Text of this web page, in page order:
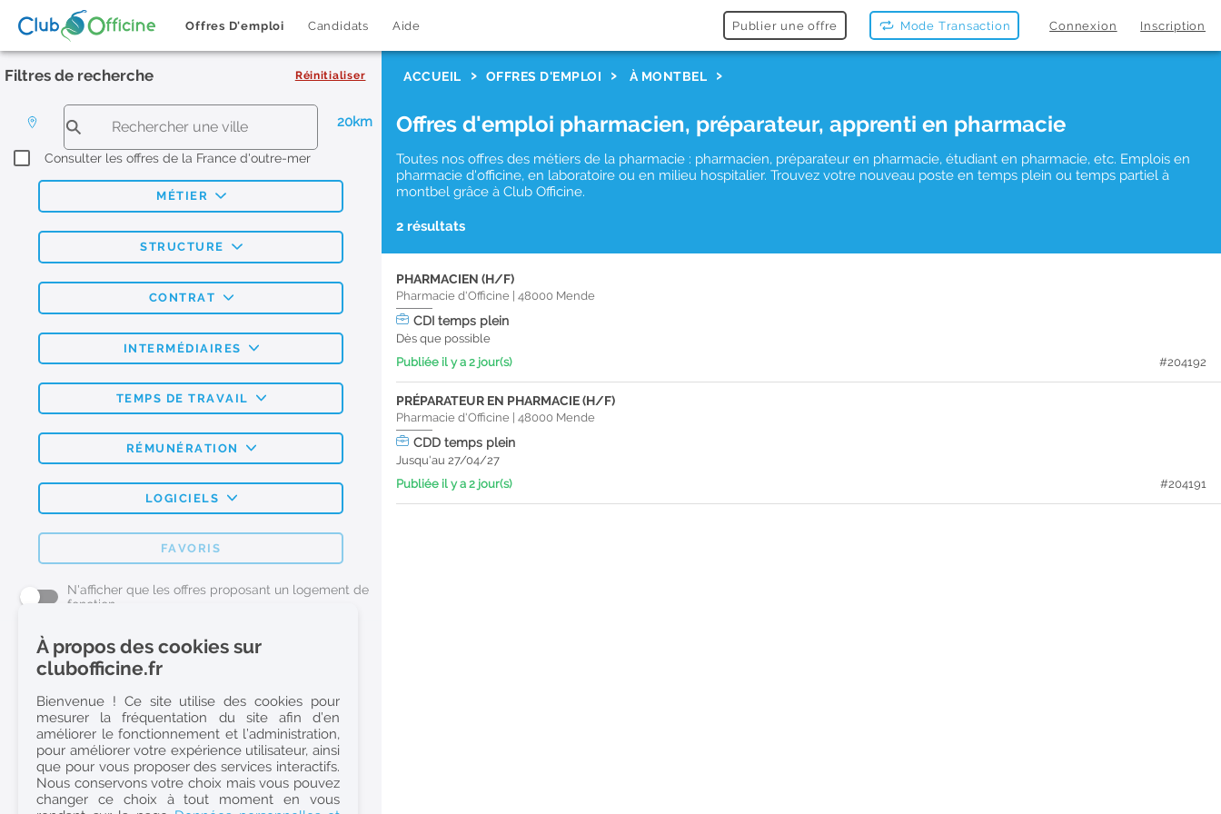
Offres D'emploi Candidats Aide Publier une offre Mode Transaction Connexion Inscription
Filtres de recherche Réinitialiser
20km
Consulter les offres de la France d'outre-mer
MÉTIER
STRUCTURE
CONTRAT
INTERMÉDIAIRES
TEMPS DE TRAVAIL
RÉMUNÉRATION
LOGICIELS
FAVORIS
N'afficher que les offres proposant un logement de
fonction
L'emploi Pharmacie par métier
Pharmacien (H/F)
Préparateur en Pharmacie (H/F)
Etudiant en Pharmacie (H/F)
Etudiant en Pharmacie 6e année validée (H/F)
Conseiller Dermo Cosmetique - Esthéticienne (H/F)
ACCUEIL OFFRES D'EMPLOI À MONTBEL
Offres d'emploi pharmacien, préparateur, apprenti en pharmacie
Toutes nos offres des métiers de la pharmacie : pharmacien, préparateur en pharmacie, étudiant en pharmacie, etc. Emplois en
pharmacie d'officine, en laboratoire ou en milieu hospitalier. Trouvez votre nouveau poste en temps plein ou temps partiel à
montbel grâce à Club Officine.
2 résultats
PHARMACIEN (H/F)
Pharmacie d'Officine |48000 Mende
CDItemps plein
Dès que possible
Publiée il y a 2 jour(s)
#204192
PRÉPARATEUR EN PHARMACIE (H/F)
Pharmacie d'Officine |48000 Mende
CDDtemps plein
Jusqu'au 27/04/27
Publiée il y a 2 jour(s)
#204191
À propos des cookies sur
clubofficine.fr
Bienvenue ! Ce site utilise des cookies pour
mesurer la fréquentation du site afin d’en
améliorer le fonctionnement et l’administration,
pour améliorer votre expérience utilisateur, ainsi
que pour vous proposer des services interactifs.
Nous conservons votre choix mais vous pouvez
changer ce choix à tout moment en vous